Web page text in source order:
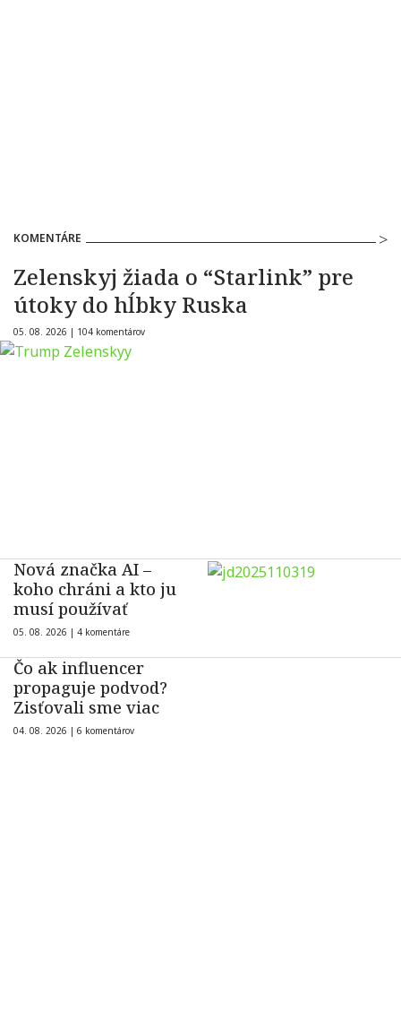
KOMENTÁRE
Zelenskyj žiada o “Starlink” pre
útoky do hĺbky Ruska
05. 08. 2026 | 104 komentárov
Nová značka AI –
koho chráni a kto ju
musí používať
05. 08. 2026 | 4 komentáre
Čo ak influencer
propaguje podvod?
Zisťovali sme viac
04. 08. 2026 | 6 komentárov